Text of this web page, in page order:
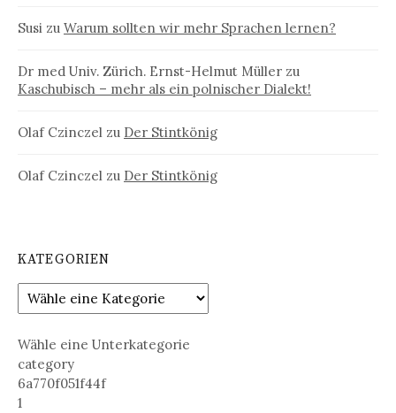
Susi zu Warum sollten wir mehr Sprachen lernen?
Dr med Univ. Zürich. Ernst-Helmut Müller zu
Kaschubisch – mehr als ein polnischer Dialekt!
Olaf Czinczel zu Der Stintkönig
Olaf Czinczel zu Der Stintkönig
KATEGORIEN
Wähle eine Unterkategorie
category
6a770f051f44f
1